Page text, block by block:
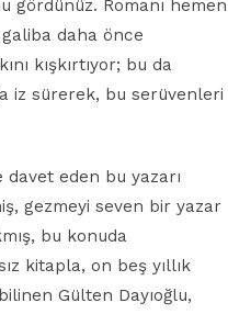
gördünüz. Romanı hemen
daha önce
kışkırtıyor; bu da
iz sürerek, bu serüvenleri
davet eden bu yazarı
gezmeyi seven bir yazar
bu konuda
kitapla, on beş yıllık
Gülten Dayıoğlu,